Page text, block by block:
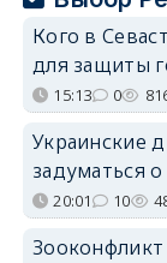
Кого в
для защиты
15:13 0
Украинские
задуматься
20:01 10